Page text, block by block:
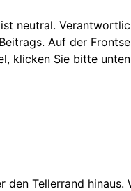
neutral.
Auf der
klicken Sie bitte
Tellerrand